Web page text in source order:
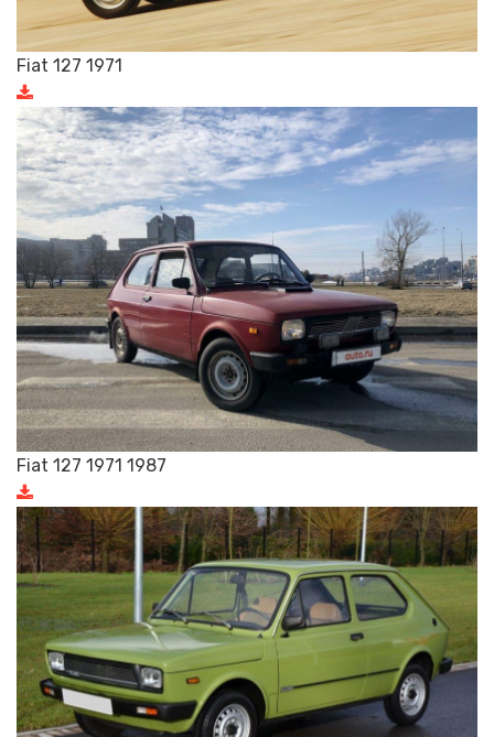
Fiat 127 1971
Fiat 127 1971 1987